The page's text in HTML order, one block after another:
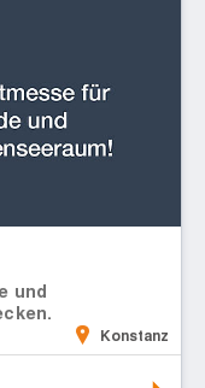
und
Konstanz